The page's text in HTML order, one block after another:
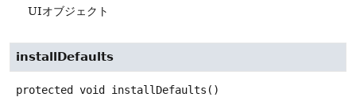
UIオブジェクト
installDefaults
protected void installDefaults ()